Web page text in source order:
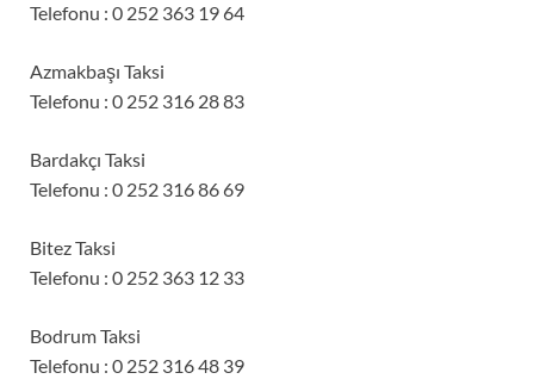
Telefonu : 0 252 363 19 64
Azmakbaşı Taksi
Telefonu : 0 252 316 28 83
Bardakçı Taksi
Telefonu : 0 252 316 86 69
Bitez Taksi
Telefonu : 0 252 363 12 33
Bodrum Taksi
Telefonu : 0 252 316 48 39